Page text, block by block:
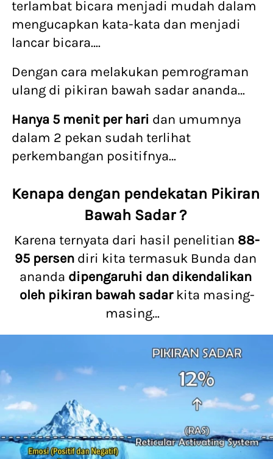
terlambat bicara menjadi mudah dalam
mengucapkan kata-kata dan menjadi
lancar bicara….
Dengan cara melakukan pemrograman
ulang di pikiran bawah sadar ananda…
Hanya 5 menit per hari dan umumnya
dalam 2 pekan sudah terlihat
perkembangan positifnya…
Kenapa dengan pendekatan Pikiran
Bawah Sadar ?
Karena ternyata dari hasil penelitian 88-
95 persen diri kita termasuk Bunda dan
ananda dipengaruhi dan dikendalikan
oleh pikiran bawah sadar kita masing-
masing…